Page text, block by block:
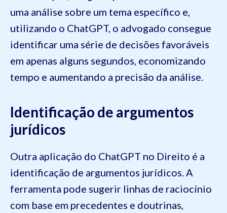
uma análise sobre um tema específico e,
utilizando o ChatGPT, o advogado consegue
identificar uma série de decisões favoráveis
em apenas alguns segundos, economizando
tempo e aumentando a precisão da análise.
Identificação de argumentos
jurídicos
Outra aplicação do ChatGPT no Direito é a
identificação de argumentos jurídicos. A
ferramenta pode sugerir linhas de raciocínio
com base em precedentes e doutrinas,